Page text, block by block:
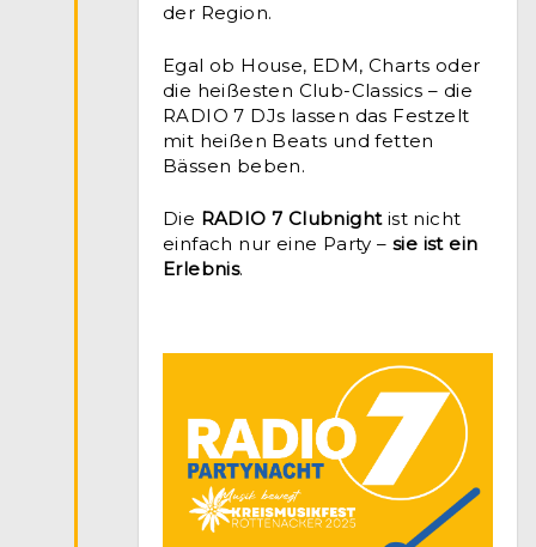
der Region.
Egal ob House, EDM, Charts oder
die heißesten Club-Classics – die
RADIO 7 DJs lassen das Festzelt
mit heißen Beats und fetten
Bässen beben.
Die RADIO 7 Clubnightist nicht
einfach nur eine Party – sie ist ein
Erlebnis.